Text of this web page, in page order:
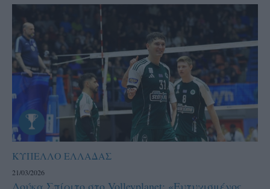
ΚΥΠΕΛΛΟ ΕΛΛΑΔΑΣ
21/03/2026
Λούκα Σπίριτο στο Volleyplanet: «Ευτυχισμένος